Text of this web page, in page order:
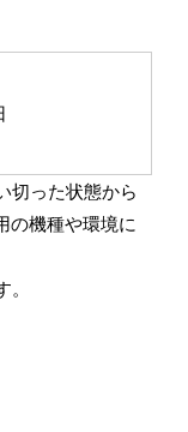
切った状態から
の機種や環境に